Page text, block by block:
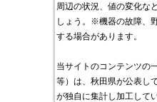
周辺の状況、値の変化な
しょう。※機器の故障、
する場合があります。
当サイトのコンテンツの
等）は、秋田県が公表し
が独自に集計し加工して